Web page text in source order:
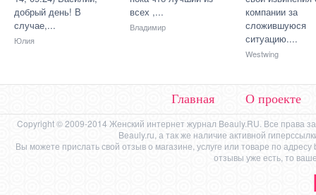
добрый день! В
случае,...
Юлия
всех ,...
Владимир
компании за
сложившуюся
ситуацию....
Westwing
Главная О проекте
Copyright © 2009-2014 Женский интернет журнал Beauly.RU. Все права
Beauly.ru, а так же наличие активной
Вы можете прислать свой отзыв о магазине, услуге или товаре по адресу
отзывы уже есть, то